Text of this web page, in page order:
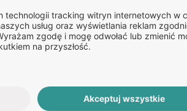
zaburzenia lękowemogą
jest związane z przyjmowaniem
czyli połykania powietrza w przebiegu
sportowców. W trakcie